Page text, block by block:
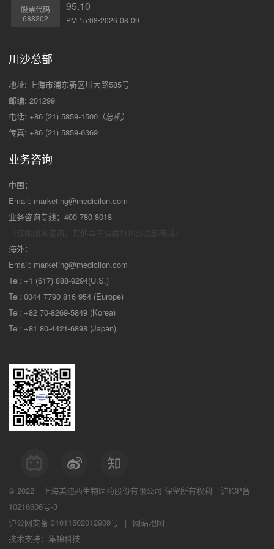
股票代码
688202
95.10
PM 15:08•2026-08-09
川沙总部
地址: 上海市浦东新区川大路585号
邮编: 201299
电话: +86 (21) 5859-1500（总机）
传真: +86 (21) 5859-6369
业务咨询
中国：
Email: marketing@medicilon.com
业务咨询专线：400-780-8018
海外：
Email: marketing@medicilon.com
Tel: +1 (617) 888-9294(U.S.)
Tel: 0044 7790 816 954 (Europe)
Tel: +82 70-8269-5849 (Korea)
Tel: +81 80-4421-6898 (Japan)
© 2022 上海美迪西生物医药股份有限公司 保留所有权利
沪ICP备
10216606号-3
沪公网安备 31011502012909号
|
网站地图
技术支持：集锦科技